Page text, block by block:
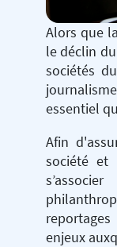
Alors que
le déclin
sociétés
essentiel
Afin
société et
enjeux